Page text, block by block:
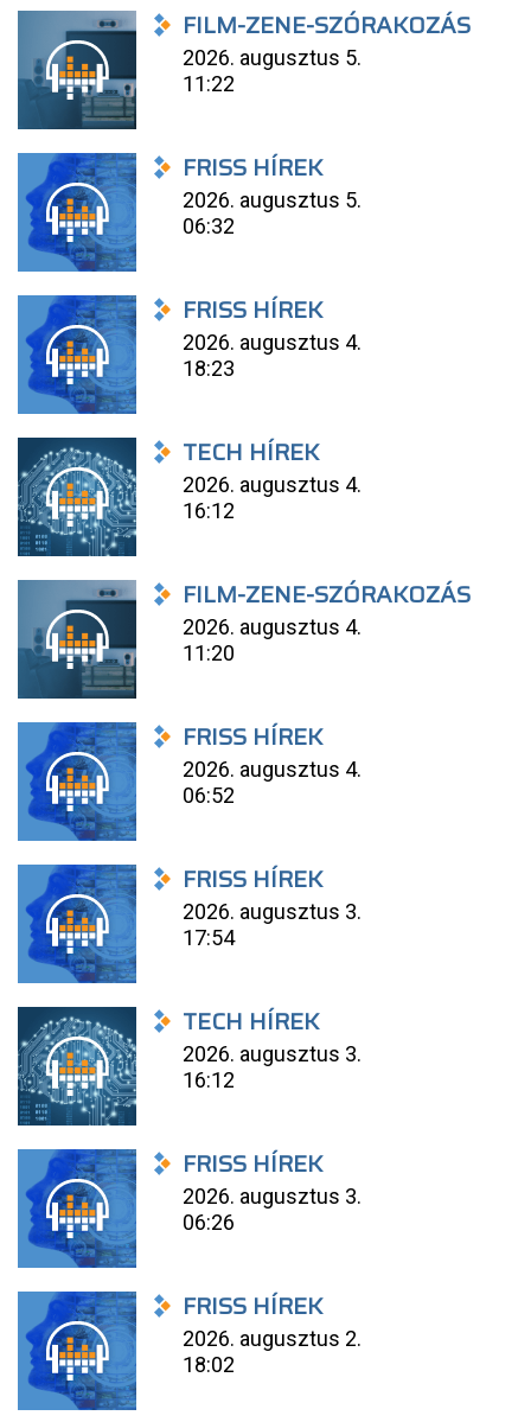
FILM-ZENE-SZÓRAKOZÁS
2026. augusztus 5.
11:22
FRISS HÍREK
2026. augusztus 5.
06:32
FRISS HÍREK
2026. augusztus 4.
18:23
TECH HÍREK
2026. augusztus 4.
16:12
FILM-ZENE-SZÓRAKOZÁS
2026. augusztus 4.
11:20
FRISS HÍREK
2026. augusztus 4.
06:52
FRISS HÍREK
2026. augusztus 3.
17:54
TECH HÍREK
2026. augusztus 3.
16:12
FRISS HÍREK
2026. augusztus 3.
06:26
FRISS HÍREK
2026. augusztus 2.
18:02